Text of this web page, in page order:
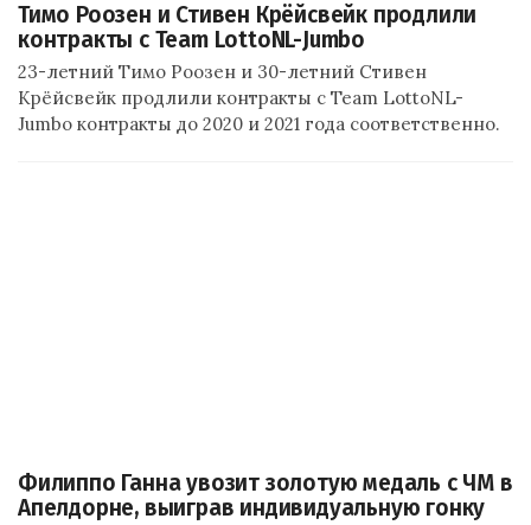
Тимо Роозен и Стивен Крёйсвейк продлили
контракты с Team LottoNL-Jumbo
23-летний Тимо Роозен и 30-летний Стивен
Крёйсвейк продлили контракты с Team LottoNL-
Jumbo контракты до 2020 и 2021 года соответственно.
Филиппо Ганна увозит золотую медаль с ЧМ в
Апелдорне, выиграв индивидуальную гонку